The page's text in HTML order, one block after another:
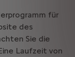
für
des
Sie die
Laufzeit von